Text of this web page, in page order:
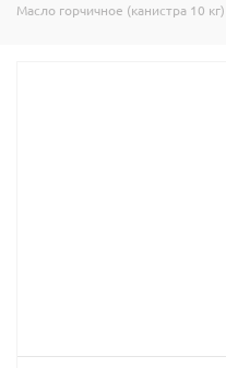
Масло горчичное (канистра 10 кг)